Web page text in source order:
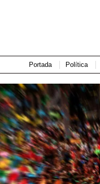
Portada Política